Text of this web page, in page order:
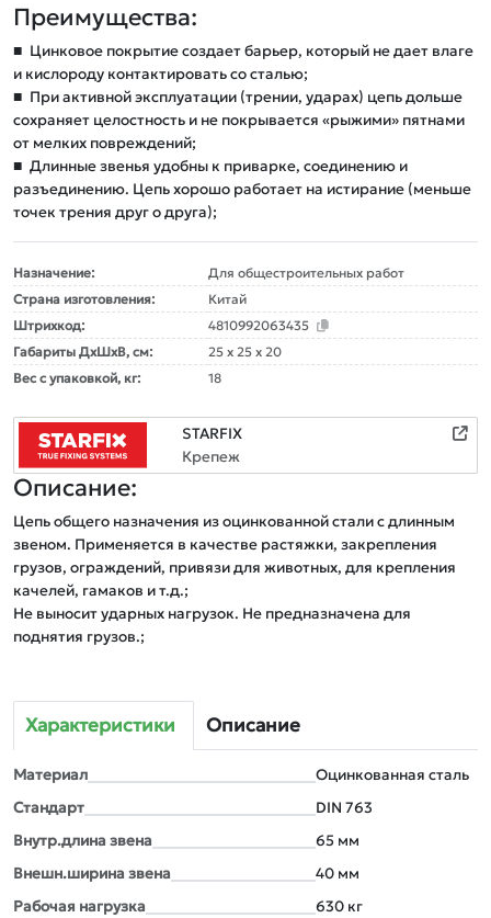
Преимущества:
■ Цинковое покрытие создает барьер, который не дает влаге
и кислороду контактировать со сталью;
■ При активной эксплуатации (трении, ударах) цепь дольше
сохраняет целостность и не покрывается «рыжими» пятнами
от мелких повреждений;
■ Длинные звенья удобны к приварке, соединению и
разъединению. Цепь хорошо работает на истирание (меньше
точек трения друг о друга);
Назначение:
Для общестроительных работ
Страна изготовления:
Китай
Штрихкод:
4810992063435
Габариты ДxШxВ, см:
25 x 25 x 20
Вес с упаковкой, кг:
18
STARFIX
Крепеж
Описание:
Цепь общего назначения из оцинкованной стали с длинным
звеном. Применяется в качестве растяжки, закрепления
грузов, ограждений, привязи для животных, для крепления
качелей, гамаков и т.д.;
Не выносит ударных нагрузок. Не предназначена для
поднятия грузов.;
Характеристики Описание
Материал
Оцинкованная сталь
Стандарт
DIN 763
Внутр.длина звена
65 мм
Внешн.ширина звена
40 мм
Рабочая нагрузка
630 кг